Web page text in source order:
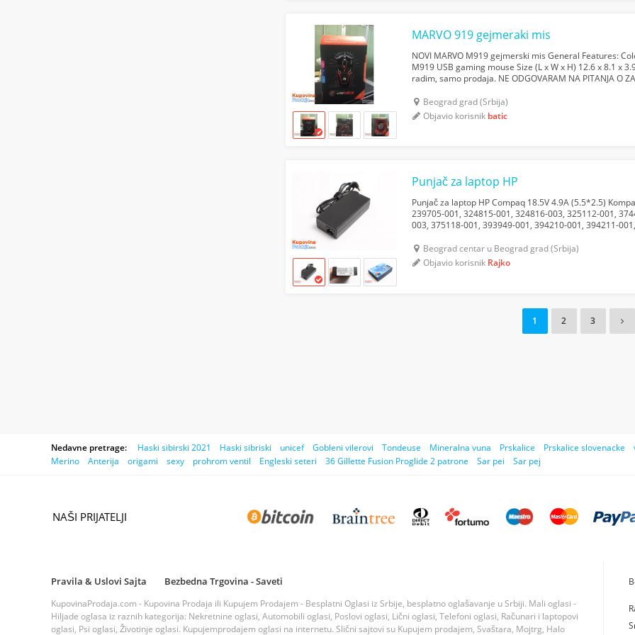
MARVO 919 gejmeraki mis
NOVI MARVO M919 gejmerski mis General Features:
M919 USB gaming mouse Size (L x W x H) 12.6 x 8.1 x
radim, samo prodaja. NE ODGOVARAM NA PITANJA O
Beograd grad (Srbija)
Objavio korisnik batic
Punjač za laptop HP
Punjač za laptop HP Compaq 18.5V 4.9A (5.5*2.5)
239705-001, 324815-001, 324816-003, 325112-001,
003, 375118-001, 393949-001, 394210-001, 394211-
Beograd centar u Beograd grad (Srbija)
Objavio korisnik Rajko
1 2 3
Nedavne pretrage: Haski sibirski 2021 Haski sibriski unicef Gobleni vilerovi Tondeuse Mineralna vuna Prskalice Prskalice slovenacke
Merino
Anterija origami sexy prohrom ventil Engleski seteri 36 Gillette Fusion Proglide 2 patrone Sar pei Sar pej
NAŠI PRIJATELJI
Pravila & Uslovi Sajta Bezbedna Trgovina - Saveti
KupovinaProdaja.com - Kupovina Prodaja ili Kupujem Prodajem - Besplatni Oglasi iz Srbije, besplatno oglašavanje u Srbiji. Mali oglasi -
Hiljade oglasa iz raznih kategorija: Nekretnine oglasi, Automobili oglasi, Poslovi oglasi, Lični oglasi, Telefoni oglasi, Računari i laptopovi
oglasi, Psi oglasi, Životinje oglasi. Kupujemprodajem oglasi na internetu. Slični sajtovi su Kupujem prodajem, Svaštara, Mojtrg, Halo